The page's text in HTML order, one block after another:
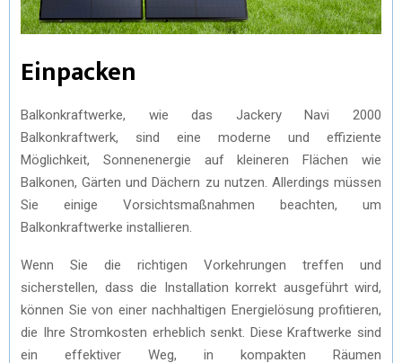
Einpacken
Balkonkraftwerke, wie das Jackery Navi 2000
Balkonkraftwerk, sind eine moderne und effiziente
Möglichkeit, Sonnenenergie auf kleineren Flächen wie
Balkonen, Gärten und Dächern zu nutzen. Allerdings müssen
Sie einige Vorsichtsmaßnahmen beachten, um
Balkonkraftwerke installieren.
Wenn Sie die richtigen Vorkehrungen treffen und
sicherstellen, dass die Installation korrekt ausgeführt wird,
können Sie von einer nachhaltigen Energielösung profitieren,
die Ihre Stromkosten erheblich senkt. Diese Kraftwerke sind
ein effektiver Weg, in kompakten Räumen